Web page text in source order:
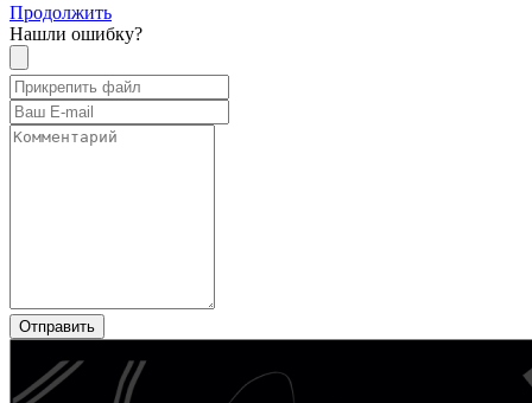
Продолжить
Нашли ошибку?